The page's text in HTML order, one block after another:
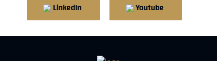
LinkedIn Youtube